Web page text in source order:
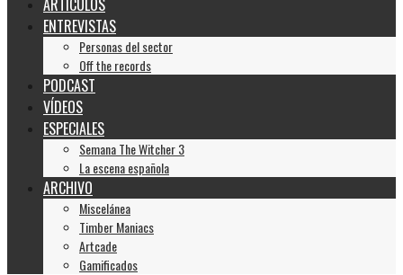
ARTÍCULOS
ENTREVISTAS
Personas del sector
Off the records
PODCAST
VÍDEOS
ESPECIALES
Semana The Witcher 3
La escena española
ARCHIVO
Miscelánea
Timber Maniacs
Artcade
Gamificados